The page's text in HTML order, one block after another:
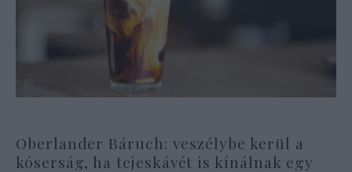
Oberlander Báruch: veszélybe kerül a
kóserság, ha tejeskávét is kínálnak egy